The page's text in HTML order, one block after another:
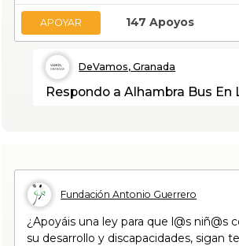
147 Apoyos
APOYAR
DeVamos, Granada
Respondo a Alhambra Bus En
Fundación Antonio Guerrero
¿Apoyáis una ley para que l@s niñ@s
su desarrollo y discapacidades, sigan